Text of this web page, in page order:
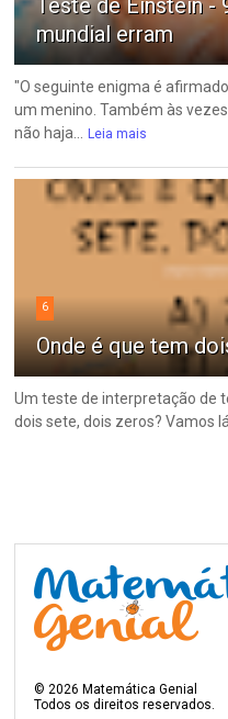
Teste de Einstein -
mundial erram
"O seguinte enigma é
um menino. Também às
não haja...
Leia mais
6
Onde é que tem
Um teste de interpretação de
dois sete, dois zeros? Vamos
©2026 Matemática Genial
Todos os direitos reservados.